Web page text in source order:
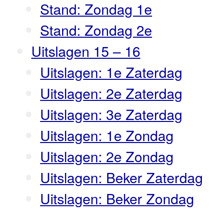
Stand: Zondag 1e
Stand: Zondag 2e
Uitslagen 15 – 16
Uitslagen: 1e Zaterdag
Uitslagen: 2e Zaterdag
Uitslagen: 3e Zaterdag
Uitslagen: 1e Zondag
Uitslagen: 2e Zondag
Uitslagen: Beker Zaterdag
Uitslagen: Beker Zondag